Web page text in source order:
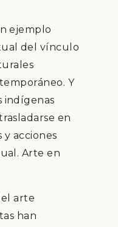
ejemplo
del vínculo
Y
indígenas
en
acciones
Arte en
arte
han